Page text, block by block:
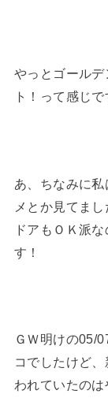
やっとゴール
ト！って感じで
あ、ちなみに
メとか見てま
ドアもＯＫ派
す！
ＧＷ明けの05/
コでしたけど
われていたの